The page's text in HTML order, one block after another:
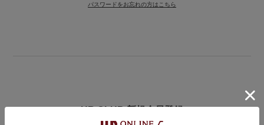
パスワードをお忘れの方はこちら
UR CLUB 新規会員登録